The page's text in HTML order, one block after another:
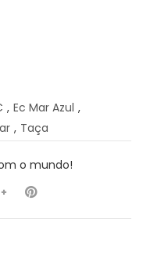
, Ec Mar Azul ,
, Taça
o mundo!